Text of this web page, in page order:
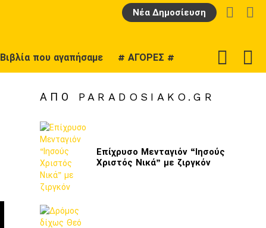
Νέα Δημοσίευση
LOGIN
Βιβλία που αγαπήσαμε # ΑΓΟΡΕΣ #
SKIN
ΑΠΌ PARADOSIAKO.GR
Επίχρυσο Μενταγιόν “Ιησούς
Χριστός Νικά” με ζιργκόν